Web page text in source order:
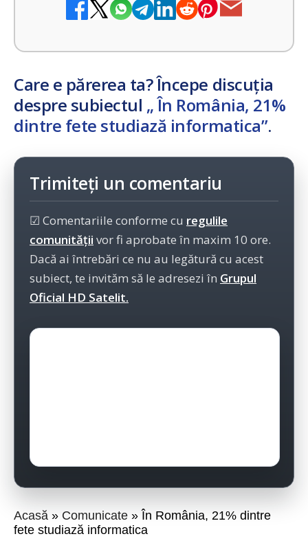
Care e părerea ta? Începe discuția
despre subiectul „ În România, 21%
dintre fete studiază informatica”.
Trimiteți un comentariu
☑ Comentariile conforme cu regulile
comunității vor fi aprobate în maxim 10 ore.
Dacă ai întrebări ce nu au legătură cu acest
subiect, te invităm să le adresezi în Grupul
Oficial HD Satelit.
Acasă Comunicate
În România, 21% dintre
fete studiază informatica